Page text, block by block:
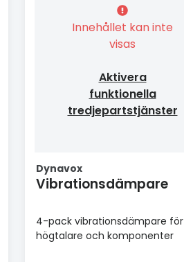
Innehållet kan inte
visas
Aktivera
funktionella
tredjepartstjänster
Dynavox
Vibrationsdämpare
4-pack vibrationsdämpare för
högtalare och komponenter